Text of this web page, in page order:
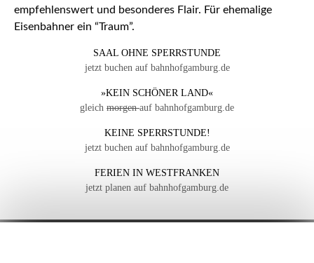
empfehlenswert und besonderes Flair. Für ehemalige
Eisenbahner ein “Traum”.
SAAL OHNE SPERRSTUNDE
jetzt buchen auf bahnhofgamburg.de
»KEIN SCHÖNER LAND«
gleich morgenauf bahnhofgamburg.de
KEINE SPERRSTUNDE!
jetzt buchen auf bahnhofgamburg.de
FERIEN IN WESTFRANKEN
jetzt planen auf bahnhofgamburg.de